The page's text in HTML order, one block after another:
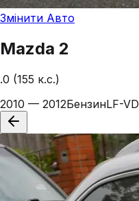
Змінити Авто
Mazda 2
.0 (155 к.с.)
2010 — 2012БензинLF-VD